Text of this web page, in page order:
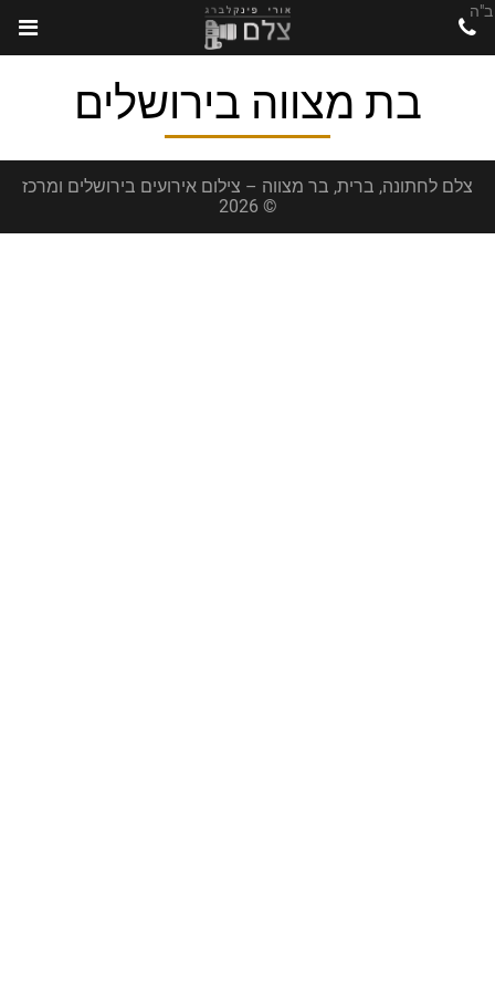
ב"ה
בת מצווה בירושלים
צלם לחתונה, ברית, בר מצווה – צילום אירועים בירושלים ומרכז
© 2026